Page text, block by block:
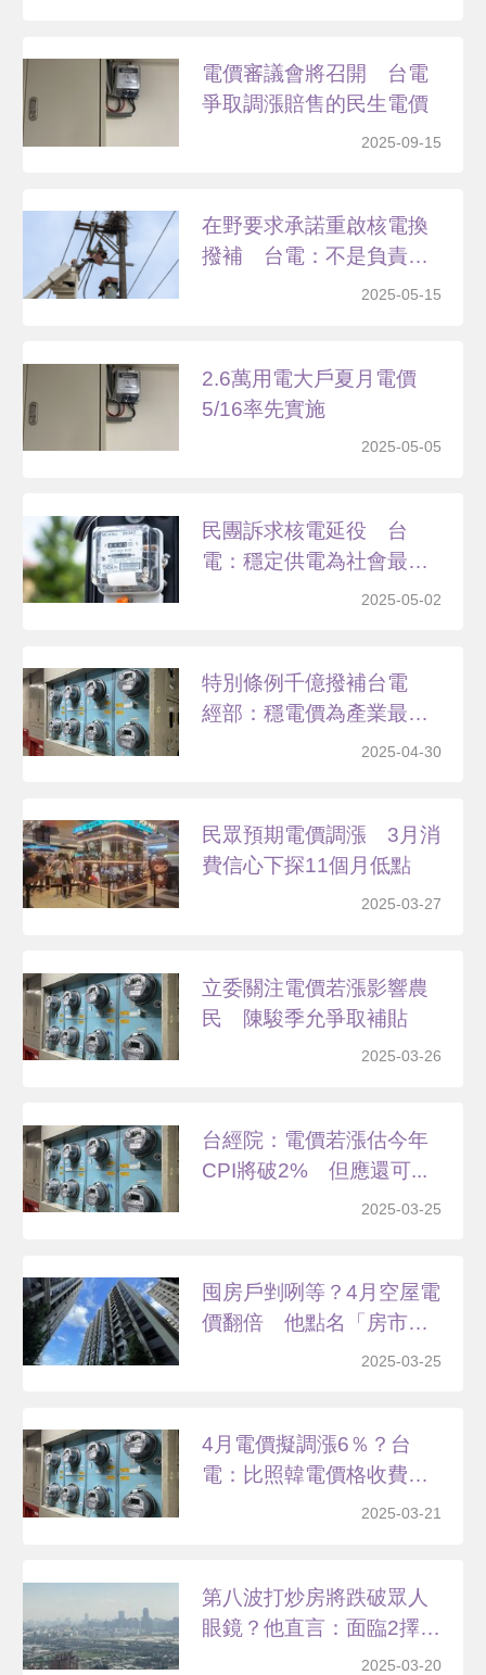
電價審議會將召開 台電
爭取調漲賠售的民生電價
2025-09-15
在野要求承諾重啟核電換
撥補 台電：不是負責態
2025-05-15
2.6萬用電大戶夏月電價
5/16率先實施
2025-05-05
民團訴求核電延役 台
電：穩定供電為社會最大
2025-05-02
特別條例千億撥補台電
經部：穩電價為產業最迫
2025-04-30
民眾預期電價調漲 3月消
費信心下探11個月低點
2025-03-27
立委關注電價若漲影響農
民 陳駿季允爭取補貼
2025-03-26
台經院：電價若漲估今年
CPI將破2% 但應還可...
2025-03-25
囤房戶剉咧等？4月空屋電
價翻倍 他點名「房市
2025-03-25
4月電價擬調漲6％？台
電：比照韓電價格收費早
2025-03-21
第八波打炒房將跌破眾人
眼鏡？他直言：面臨2擇
2025-03-20